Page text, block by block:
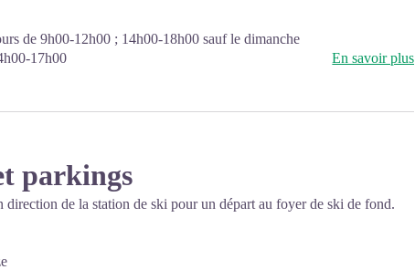
de 9h00-12h00 ; 14h00-18h00 sauf le dimanche
17h00
En savoir plus
parkings
de la station de ski pour un départ au foyer de ski de fond.